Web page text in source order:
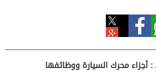
أجزاء محرك السيارة ووظائفها